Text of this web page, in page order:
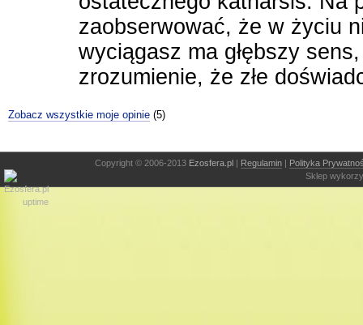
zaobserwować, że w życiu
wyciągasz ma głębszy
zrozumienie, że złe
Zobacz wszystkie moje opinie (5)
Copyright © 2006-2013 Ezosfera.pl | Regulamin | Polityka
Sklep